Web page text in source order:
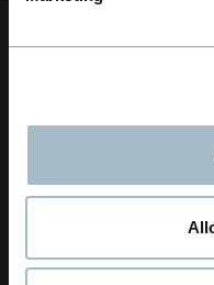
Meld deg